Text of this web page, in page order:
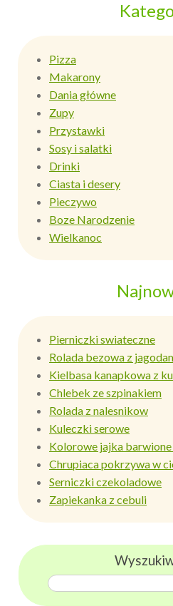
Pizza
Makarony
Dania główne
Zupy
Przystawki
Sosy i salatki
Drinki
Ciasta i desery
Pieczywo
Boze Narodzenie
Wielkanoc
Pierniczki swiateczne
Rolada bezowa z
Kielbasa kanapkowa z
Chlebek ze szpinakiem
Rolada z nalesnikow
Kuleczki serowe
Kolorowe jajka
Chrupiaca pokrzywa w
Serniczki czekoladowe
Zapiekanka z cebuli